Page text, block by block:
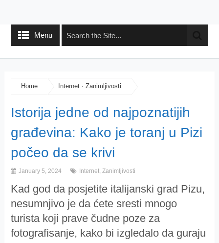
Menu
Home Internet· Zanimljivosti
Istorija jedne od najpoznatijih
građevina: Kako je toranj u Pizi
počeo da se krivi
January 5, 2024 Internet, Zanimljivosti
Kad god da posjetite italijanski grad Pizu,
nesumnjivo je da ćete sresti mnogo
turista koji prave čudne poze za
fotografisanje, kako bi izgledalo da guraju